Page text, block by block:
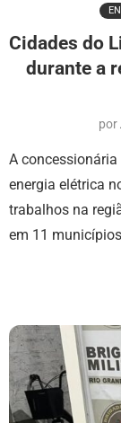
Cidades do
durante a
por
A
energia elétrica
trabalhos na
em 11